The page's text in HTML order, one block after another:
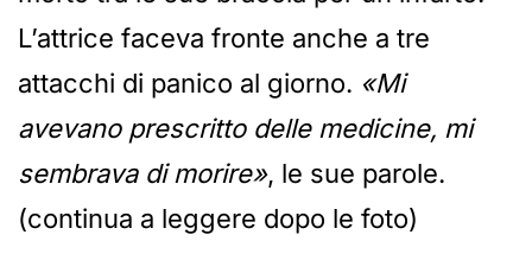
L’attrice faceva fronte anche a tre
attacchi di panico al giorno. «Mi
avevano prescritto delle medicine, mi
sembrava di morire», le sue parole.
(continua a leggere dopo le foto)